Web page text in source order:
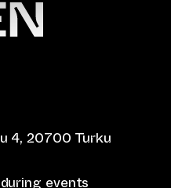
4, 20700 Turku
events